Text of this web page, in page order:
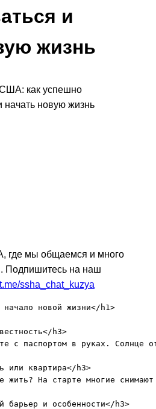
и
жизнь
где мы общаемся и много
Подпишитесь на наш
ssha_chat_kuzya
новой жизни</h1>
h3>
с паспортом в руках. Солнце
или квартира</h3>
жить? На старте многие
барьер и особенности</h3>